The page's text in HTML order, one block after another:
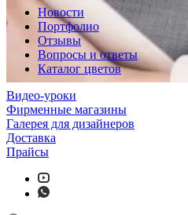
Новости
Портфолио
Отзывы
Вопросы и ответы
Каталог цветов
Видео-уроки
Фирменные магазины
Галерея для дизайнеров
Доставка
Прайсы